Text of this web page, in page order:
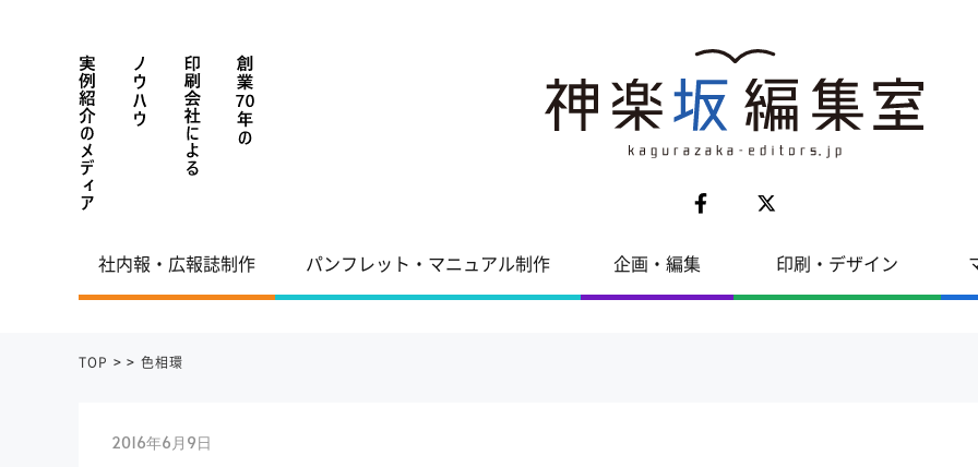
社内報・広報誌制作 パンフレット・マニュアル制作 企画・編集 印刷・デザイン
TOP >> 色相環
2016年6月9日